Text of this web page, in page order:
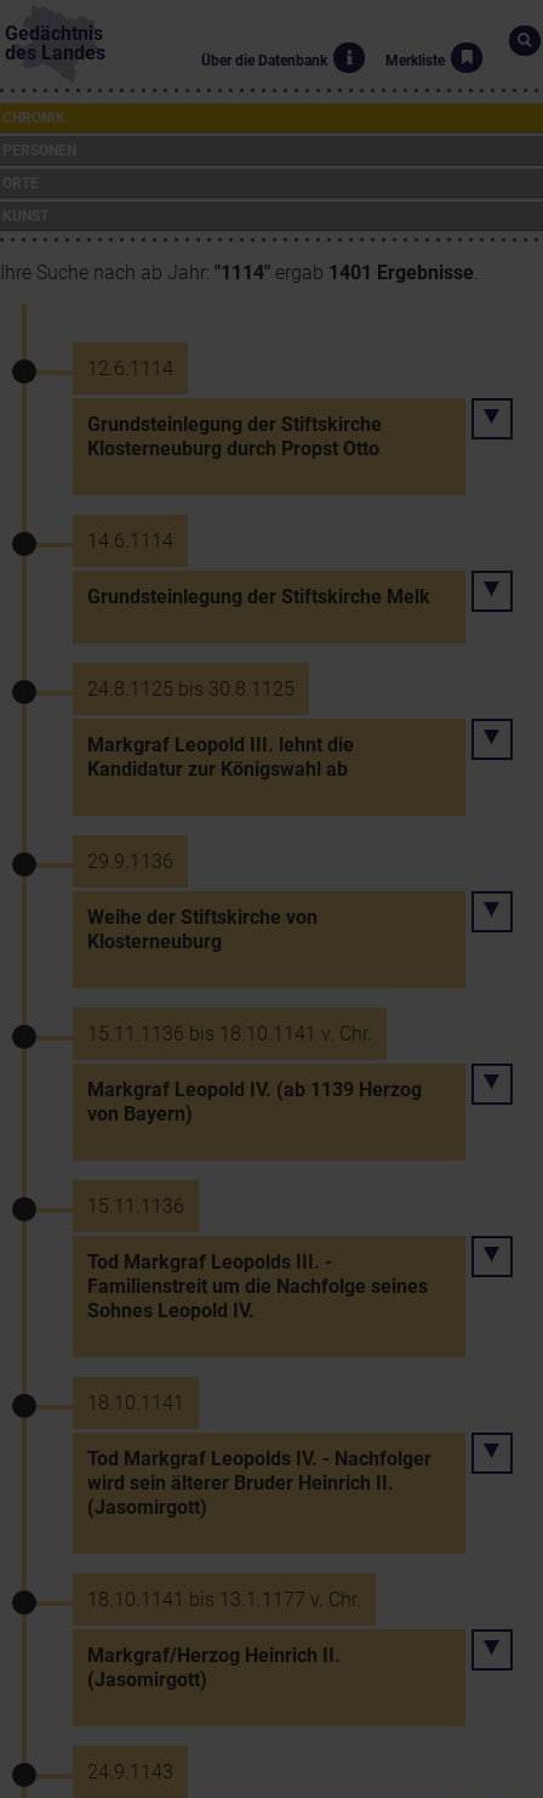
Gedächtnis
des Landes
Über die Datenbank Merkliste
CHRONIK
Ihre Suche nach ab Jahr: "1114" ergab 1401 Ergebnisse.
12.6.1114
Grundsteinlegung der Stiftskirche
Klosterneuburg durch Propst Otto
14.6.1114
Grundsteinlegung der Stiftskirche Melk
24.8.1125 bis 30.8.1125
Markgraf Leopold III. lehnt die
Kandidatur zur Königswahl ab
29.9.1136
Weihe der Stiftskirche von
Klosterneuburg
15.11.1136 bis 18.10.1141 v. Chr.
Markgraf Leopold IV. (ab 1139 Herzog
von Bayern)
15.11.1136
Tod Markgraf Leopolds III. -
Familienstreit um die Nachfolge seines
Sohnes Leopold IV.
18.10.1141
Tod Markgraf Leopolds IV. - Nachfolger
wird sein älterer Bruder Heinrich II.
(Jasomirgott)
18.10.1141 bis 13.1.1177 v. Chr.
Markgraf/Herzog Heinrich II.
(Jasomirgott)
24.9.1143